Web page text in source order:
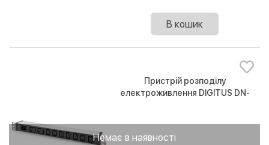
В кошик
Немає в наявності
Пристрій розподілу
електроживлення DIGITUS DN-